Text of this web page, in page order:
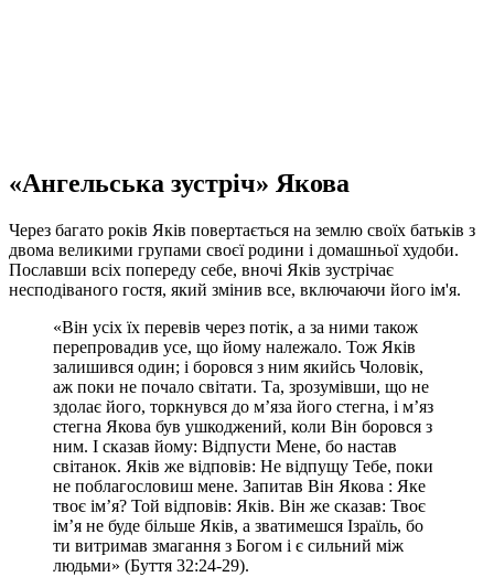
«Ангельська зустріч» Якова
Через багато років Яків повертається на землю своїх батьків з
двома великими групами своєї родини і домашньої худоби.
Пославши всіх попереду себе, вночі Яків зустрічає
несподіваного гостя, який змінив все, включаючи його ім'я.
«Він усіх їх перевів через потік, а за ними також
перепровадив усе, що йому належало. Тож Яків
залишився один; і боровся з ним якийсь Чоловік,
аж поки не почало світати. Та, зрозумівши, що не
здолає його, торкнувся до м’яза його стегна, і м’яз
стегна Якова був ушкоджений, коли Він боровся з
ним. І сказав йому: Відпусти Мене, бо настав
світанок. Яків же відповів: Не відпущу Тебе, поки
не поблагословиш мене. Запитав Він Якова : Яке
твоє ім’я? Той відповів: Яків. Він же сказав: Твоє
ім’я не буде більше Яків, а зватимешся Ізраїль, бо
ти витримав змагання з Богом і є сильний між
людьми» (Буття 32:24-29).